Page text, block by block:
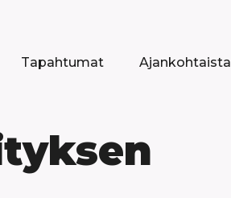
Tapahtumat Ajankohtaista